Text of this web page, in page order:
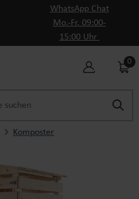
WhatsApp Chat
Mo.-Fr. 09:00-
15:00 Uhr
0
Komposter